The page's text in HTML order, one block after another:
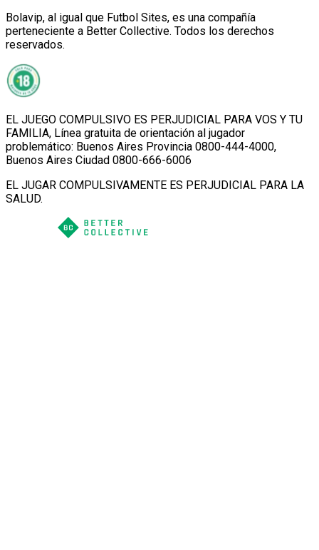
Bolavip, al igual que Futbol Sites, es una compañía
perteneciente a Better Collective. Todos los derechos
reservados.
EL JUEGO COMPULSIVO ES PERJUDICIAL PARA VOS Y TU
FAMILIA, Línea gratuita de orientación al jugador
problemático: Buenos Aires Provincia 0800-444-4000,
Buenos Aires Ciudad 0800-666-6006
EL JUGAR COMPULSIVAMENTE ES PERJUDICIAL PARA LA
SALUD.